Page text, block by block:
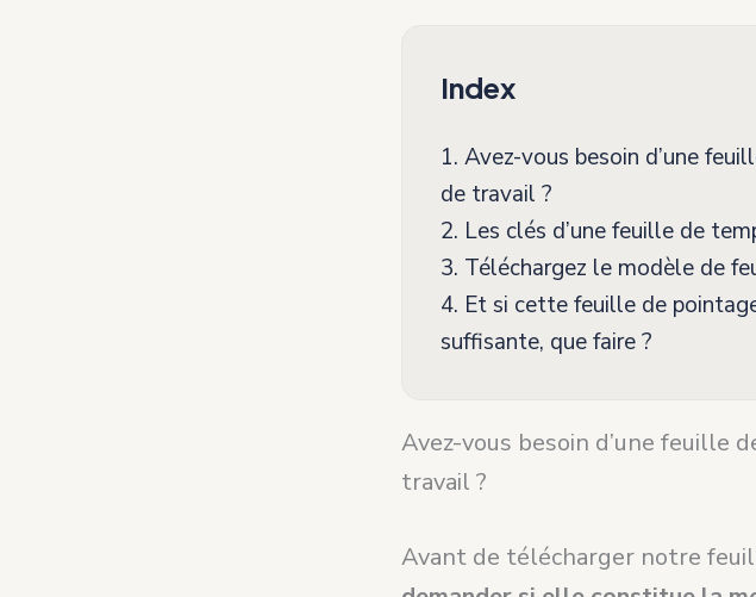
Index
1. Avez-vous besoin d’une
de travail ?
2. Les clés d’une feuille de
3. Téléchargez le modèle de
4. Et si cette feuille de
suffisante, que faire ?
Avez-vous besoin d’une feuille
travail ?
Avant de télécharger notre